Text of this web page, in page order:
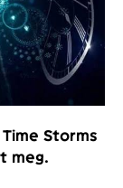
Storms
meg.